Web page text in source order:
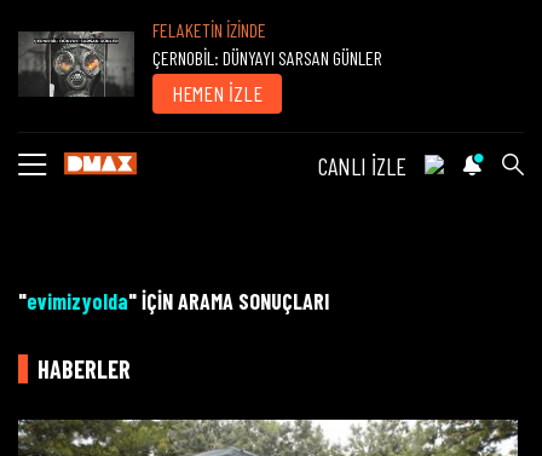
FELAKETİN İZİNDE
ÇERNOBİL: DÜNYAYI SARSAN GÜNLER
HEMEN İZLE
CANLI İZLE
"evimizyolda" İÇİN ARAMA SONUÇLARI
HABERLER